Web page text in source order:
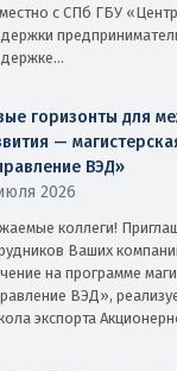
с СПб ГБУ
горизонты для
—
ВЭД»
2026
коллеги!
Ваших
на программе
ВЭД»,
экспорта